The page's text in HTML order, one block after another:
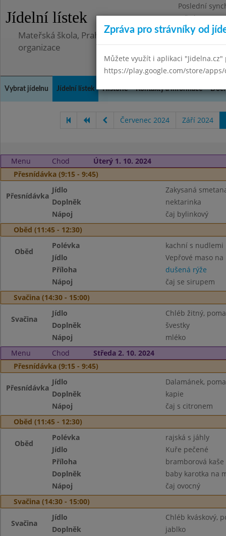
Jídelní lístek
Poslední
Středa
Mateřská škola, Praha 5 - Barrandov, Lohniského
organizace
Vybrat jídelnu Jídelní lístek Historie Kontakty a informace
Červenec 2024 Září 2024
Menu Chod
Úterý 1. 10. 2024
Přesnídávka (9:15 - 9:45)
Přesnídávka
Jídlo
Zakysaná
Doplněk
nektarinka
Nápoj
čaj bylinkový
Oběd (11:45 - 12:30)
Oběd
Polévka
kachní s nudlemi
Jídlo
Vepřové maso
Příloha
dušená rýže
Nápoj
čaj se sirupem
Svačina (14:30 - 15:00)
Svačina
Jídlo
Chléb žitný,
Doplněk
švestky
Nápoj
mléko
Menu
Chod
Středa 2. 10. 2024
Přesnídávka (9:15 - 9:45)
Přesnídávka
Jídlo
Dalamánek,
Doplněk
kapie
Nápoj
čaj s citronem
Oběd (11:45 - 12:30)
Oběd
Polévka
rajská s jáhly
Jídlo
Kuře pečené
Příloha
bramborová kaše
Doplněk
baby karotka na
Nápoj
čaj ovocný
Svačina (14:30 - 15:00)
Svačina
Jídlo
Chléb kváskový,
Doplněk
jablko
Zpráva pro strávníky od
Můžete využít i aplikaci
https://play.google.com/store/